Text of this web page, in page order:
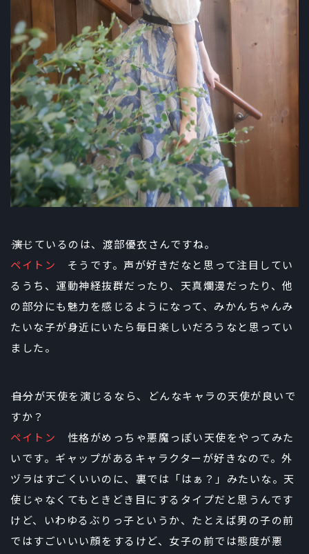
――演じているのは、渡部優衣さんですね。
ペイトン そうです。声が好きだなと思って注目してい
るうち、運動神経抜群だったり、天真爛漫だったり、他
の部分にも魅力を感じるようになって、みかんちゃんみ
たいな子が身近にいたら毎日楽しいだろうなと思ってい
ました。
――自分が天使を演じるなら、どんなキャラの天使が良いで
すか？
ペイトン 性格がめっちゃ悪魔っぽい天使をやってみた
いです。ギャップがあるキャラクターが好きなので。外
ヅラはすごくいいのに、裏では「はぁ？」みたいな。天
使じゃなくてもときどき目にするタイプだと思うんです
けど、いわゆるぶりっ子というか、たとえば男の子の前
ではすごいいい顔をするけど、女子の前では態度が悪